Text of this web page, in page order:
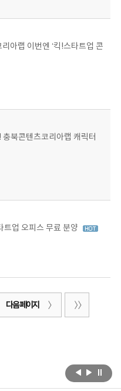
아랩 이번엔 ‘킥!스타트업 콘
북콘텐츠코리아랩 캐릭터
트업 오피스 무료 분양
다음 페이지